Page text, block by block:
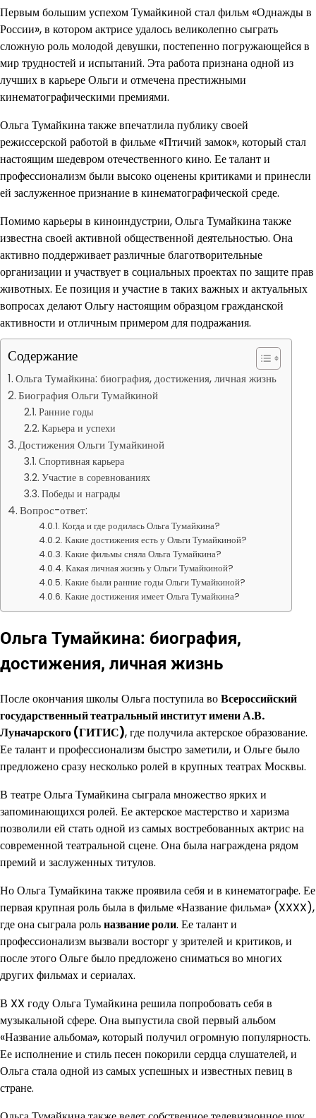
Первым большим успехом Тумайкиной стал фильм «Однажды в
России», в котором актрисе удалось великолепно сыграть
сложную роль молодой девушки, постепенно погружающейся в
мир трудностей и испытаний. Эта работа признана одной из
лучших в карьере Ольги и отмечена престижными
кинематографическими премиями.
Ольга Тумайкина также впечатлила публику своей
режиссерской работой в фильме «Птичий замок», который стал
настоящим шедевром отечественного кино. Ее талант и
профессионализм были высоко оценены критиками и принесли
ей заслуженное признание в кинематографической среде.
Помимо карьеры в киноиндустрии, Ольга Тумайкина также
известна своей активной общественной деятельностью. Она
активно поддерживает различные благотворительные
организации и участвует в социальных проектах по защите прав
животных. Ее позиция и участие в таких важных и актуальных
вопросах делают Ольгу настоящим образцом гражданской
активности и отличным примером для подражания.
Содержание
Ольга Тумайкина: биография, достижения, личная жизнь
Биография Ольги Тумайкиной
Ранние годы
Карьера и успехи
Достижения Ольги Тумайкиной
Спортивная карьера
Участие в соревнованиях
Победы и награды
Вопрос-ответ:
Когда и где родилась Ольга Тумайкина?
Какие достижения есть у Ольги Тумайкиной?
Какие фильмы сняла Ольга Тумайкина?
Какая личная жизнь у Ольги Тумайкиной?
Какие были ранние годы Ольги Тумайкиной?
Какие достижения имеет Ольга Тумайкина?
Ольга Тумайкина: биография,
достижения, личная жизнь
После окончания школы Ольга поступила воВсероссийский
государственный театральный институт имени А.В.
Луначарского (ГИТИС), где получила актерское образование.
Ее талант и профессионализм быстро заметили, и Ольге было
предложено сразу несколько ролей в крупных театрах Москвы.
В театре Ольга Тумайкина сыграла множество ярких и
запоминающихся ролей. Ее актерское мастерство и харизма
позволили ей стать одной из самых востребованных актрис на
современной театральной сцене. Она была награждена рядом
премий и заслуженных титулов.
Но Ольга Тумайкина также проявила себя и в кинематографе. Ее
первая крупная роль была в фильме «Название фильма» (XXXX),
где она сыграла рольназвание роли. Ее талант и
профессионализм вызвали восторг у зрителей и критиков, и
после этого Ольге было предложено сниматься во многих
других фильмах и сериалах.
В XX году Ольга Тумайкина решила попробовать себя в
музыкальной сфере. Она выпустила свой первый альбом
«Название альбома», который получил огромную популярность.
Ее исполнение и стиль песен покорили сердца слушателей, и
Ольга стала одной из самых успешных и известных певиц в
стране.